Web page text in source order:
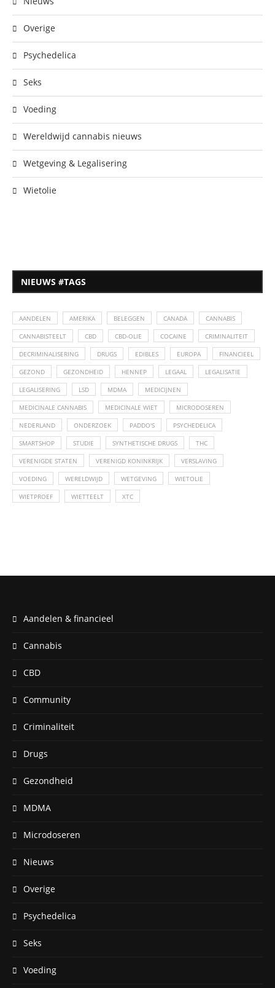
Overige
Psychedelica
Seks
Voeding
Wereldwijd cannabis nieuws
Wetgeving & Legalisering
Wietolie
NIEUWS #TAGS
AANDELEN AMERIKA BELEGGEN CANADA CANNABIS
CANNABISTEELT CBD CBD-OLIE COCAINE CRIMINALITEIT
DECRIMINALISERING DRUGS EDIBLES EUROPA FINANCIEEL
GEZOND GEZONDHEID HENNEP LEGAAL LEGALISATIE
LEGALISERING LSD MDMA MEDICIJNEN
MEDICINALE CANNABIS MEDICINALE WIET MICRODOSEREN
NEDERLAND ONDERZOEK PADDO'S PSYCHEDELICA
SMARTSHOP STUDIE SYNTHETISCHE DRUGS THC
VERENIGDE STATEN VERENIGD KONINKRIJK VERSLAVING
VOEDING WERELDWIJD WETGEVING WIETOLIE
WIETPROEF WIETTEELT XTC
Aandelen & financieel
Cannabis
CBD
Community
Criminaliteit
Drugs
Gezondheid
MDMA
Microdoseren
Nieuws
Overige
Psychedelica
Seks
Voeding